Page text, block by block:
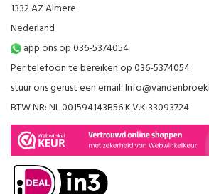
1332 AZ Almere
Nederland
app ons op 036-5374054
Per telefoon te bereiken op 036-5374054
stuur ons gerust een email:
BTW NR: NL 001594143B56 K.V.K 33093724